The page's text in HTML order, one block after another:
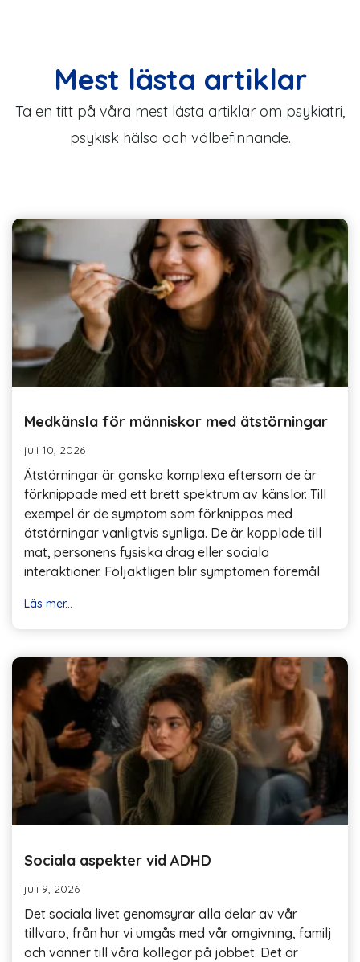
Mest lästa artiklar
Ta en titt på våra mest lästa artiklar om psykiatri,
psykisk hälsa och välbefinnande.
Medkänsla för människor med ätstörningar
juli 10, 2026
Ätstörningar är ganska komplexa eftersom de är
förknippade med ett brett spektrum av känslor. Till
exempel är de symptom som förknippas med
ätstörningar vanligtvis synliga. De är kopplade till
mat, personens fysiska drag eller sociala
interaktioner. Följaktligen blir symptomen föremål
Läs mer...
Sociala aspekter vid ADHD
juli 9, 2026
Det sociala livet genomsyrar alla delar av vår
tillvaro, från hur vi umgås med vår omgivning, familj
och vänner till våra kollegor på jobbet. Det är